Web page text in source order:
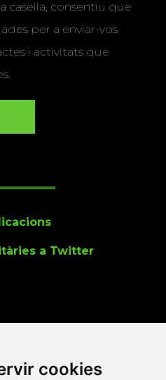
cookies
casella, consentiu que
per a enviar-vos
i activitats que
a Twitter